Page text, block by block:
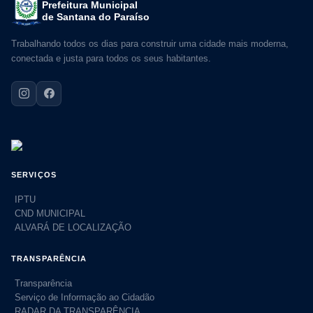
Prefeitura Municipal
de Santana do Paraíso
Trabalhando todos os dias para construir uma cidade mais moderna,
conectada e justa para todos os seus habitantes.
SERVIÇOS
IPTU
CND MUNICIPAL
ALVARÁ DE LOCALIZAÇÃO
TRANSPARÊNCIA
Transparência
Serviço de Informação ao Cidadão